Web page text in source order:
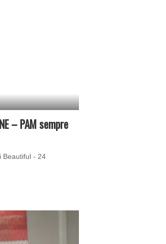
– PAM sempre
Beautiful - 24